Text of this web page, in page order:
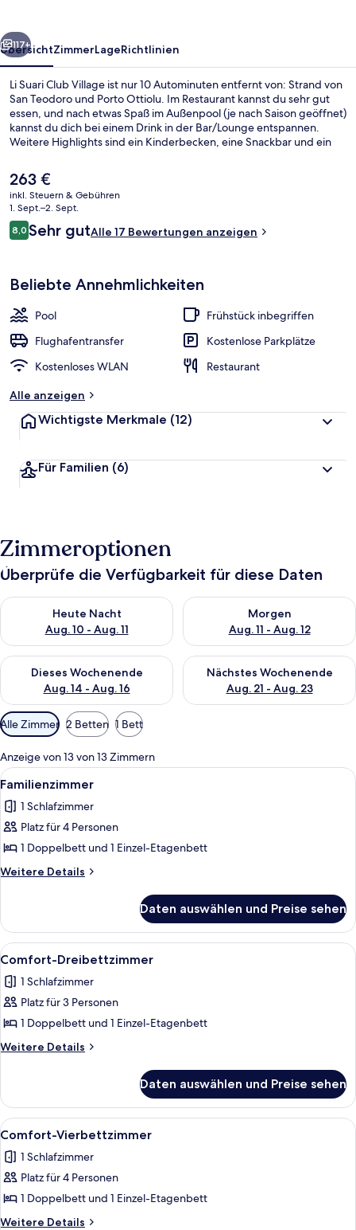
Weiter
117+
ÜbersichtZimmerLageRichtlinien
Li Suari Club Village ist nur 10 Autominuten entfernt von: Strand von
San Teodoro und Porto Ottiolu. Im Restaurant kannst du sehr gut
essen, und nach etwas Spaß im Außenpool (je nach Saison geöffnet)
kannst du dich bei einem Drink in der Bar/Lounge entspannen.
Weitere Highlights sind ein Kinderbecken, eine Snackbar und ein
Der
aktuelle
Preis
beträgt
263 €.
263 €
inkl. Steuern & Gebühren
1. Sept.–2. Sept.
Bewertungen
8,08,0 von 10.
Sehr gutAlle 17 Bewertungen anzeigen
Beliebte Annehmlichkeiten
Pool
Frühstück inbegriffen
Flughafentransfer
Kostenlose Parkplätze
Kostenloses WLAN
Restaurant
Alle anzeigen
Wichtigste Merkmale (12)
Für Familien (6)
Zimmeroptionen
Überprüfe die Verfügbarkeit für diese Daten
Heute Nacht
Aug. 10 - Aug. 11
Überprüfe die Verfügbarkeit für heute Nacht, Aug. 10 - Aug.
Morgen
Aug. 11 - Aug. 12
Überprüfe die Verfügbarkeit
Dieses Wochenende
Aug. 14 - Aug. 16
Überprüfe die Verfügbarkeit für dieses Wochenende, Aug. 14
Nächstes Wochenende
Aug. 21 - Aug. 23
Überprüfe die Verfügbarkeit
Verfügbare
Filter
für
Zimmer
Alle Zimmer 2 Betten 1 Bett
Anzeige von 13 von 13 Zimmern
Alle
Fotos
für
Familienzimmer
anzeigen
Ein Schlafzimmer mit
24
Familienzimmer
1 Schlafzimmer
Platz für 4 Personen
1 Doppelbett und 1 Einzel-Etagenbett
Weitere Details
Weitere
Daten auswählen und Preise sehen
Alle
Fotos
für
Comfort-
Dreibettzimmer
anzeigen
Comfort-Dreibettzimmer | Minibar,
30
Comfort-Dreibettzimmer
1 Schlafzimmer
Platz für 3 Personen
1 Doppelbett und 1 Einzel-Etagenbett
Weitere Details
Weitere
Dreibettzimmer
Daten auswählen und Preise sehen
Alle
Fotos
für
Comfort-
Vierbettzimmer
anzeigen
Ein Schlafzimmer mit Bett,
30
Comfort-Vierbettzimmer
1 Schlafzimmer
Platz für 4 Personen
1 Doppelbett und 1 Einzel-Etagenbett
Weitere Details
Weitere